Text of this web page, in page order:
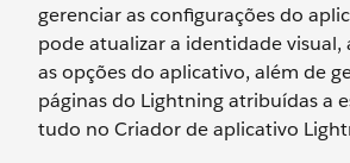
gerenciar as configurações do
pode atualizar a identidade visual,
as opções do aplicativo, além de
páginas do Lightning atribuídas a
tudo no Criador de aplicativo